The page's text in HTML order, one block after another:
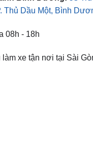
Thủ Dầu Một, Bình
08h - 18h
xe tận nơi tại Sài